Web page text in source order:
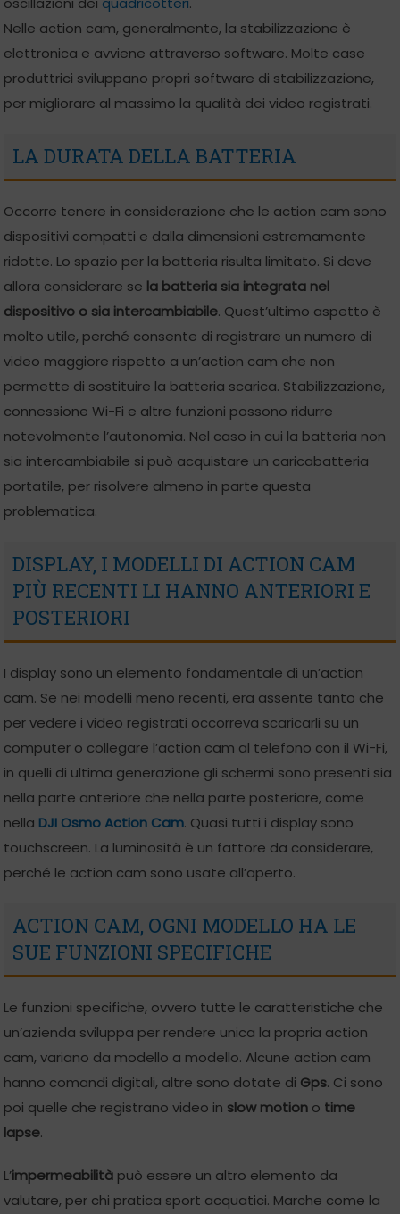
Nelle action cam, generalmente, la stabilizzazione è
elettronica e avviene attraverso software. Molte case
produttrici sviluppano propri software di stabilizzazione,
per migliorare al massimo la qualità dei video registrati.
LA DURATA DELLA BATTERIA
Occorre tenere in considerazione che le action cam sono
dispositivi compatti e dalla dimensioni estremamente
ridotte. Lo spazio per la batteria risulta limitato. Si deve
allora considerare se la batteria sia integrata nel
dispositivo o sia intercambiabile. Quest’ultimo aspetto è
molto utile, perché consente di registrare un numero di
video maggiore rispetto a un’action cam che non
permette di sostituire la batteria scarica. Stabilizzazione,
connessione Wi-Fi e altre funzioni possono ridurre
notevolmente l’autonomia. Nel caso in cui la batteria non
sia intercambiabile si può acquistare un caricabatteria
portatile, per risolvere almeno in parte questa
problematica.
DISPLAY, I MODELLI DI ACTION CAM
PIÙ RECENTI LI HANNO ANTERIORI E
POSTERIORI
I display sono un elemento fondamentale di un’action
cam. Se nei modelli meno recenti, era assente tanto che
per vedere i video registrati occorreva scaricarli su un
computer o collegare l’action cam al telefono con il Wi-Fi,
in quelli di ultima generazione gli schermi sono presenti sia
nella parte anteriore che nella parte posteriore, come
nella DJI Osmo Action Cam. Quasi tutti i display sono
touchscreen. La luminosità è un fattore da considerare,
perché le action cam sono usate all’aperto.
ACTION CAM, OGNI MODELLO HA LE
SUE FUNZIONI SPECIFICHE
Le funzioni specifiche, ovvero tutte le caratteristiche che
un’azienda sviluppa per rendere unica la propria action
cam, variano da modello a modello. Alcune action cam
hanno comandi digitali, altre sono dotate di Gps. Ci sono
poi quelle che registrano video in slow motion o time
lapse.
L’impermeabilità può essere un altro elemento da
valutare, per chi pratica sport acquatici. Marche come la